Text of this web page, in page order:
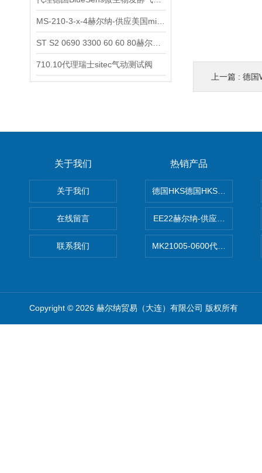
710.10代理瑞士sitec气动测试阀
上一篇 : 德国
关于我们
关于我们
在线留言
联系我们
热销产品
德国HKS德国HKS液压旋转摆
EE22赫尔纳-供应
MK21005-0600代理德国MK
Copyright © 2026 赫尔纳贸易（大连）有限公司 版权所有